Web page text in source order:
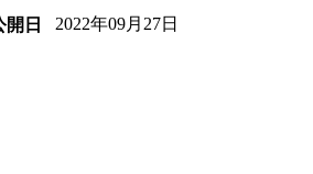
開日 2022年09月27日